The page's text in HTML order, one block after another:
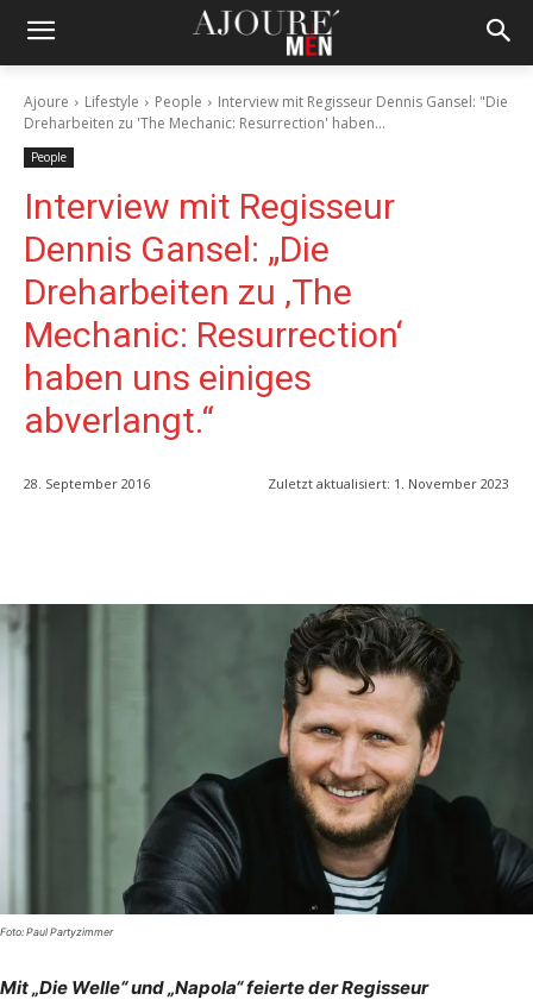
Ajoure Lifestyle People
Interview mit Regisseur Dennis Gansel: "Die
Dreharbeiten zu 'The Mechanic: Resurrection' haben...
People
Interview mit Regisseur
Dennis Gansel: „Die
Dreharbeiten zu ‚The
Mechanic: Resurrection‘
haben uns einiges
abverlangt.“
28. September 2016 Zuletzt aktualisiert: 1. November 2023
Foto: Paul Partyzimmer
Mit „Die Welle“ und „Napola“ feierte der Regisseur